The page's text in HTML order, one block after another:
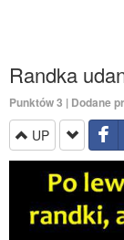
Randka
Punktów3 | Dodane
UP